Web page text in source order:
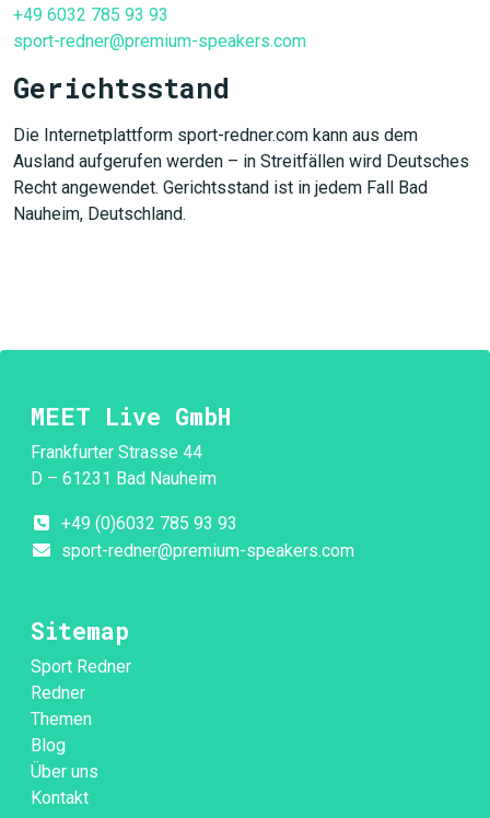
+49 6032 785 93 93
sport-redner@premium-speakers.com
Gerichtsstand
Die Internetplattform sport-redner.com kann aus dem
Ausland aufgerufen werden – in Streitfällen wird Deutsches
Recht angewendet. Gerichtsstand ist in jedem Fall Bad
Nauheim, Deutschland.
MEET Live GmbH
Frankfurter Strasse 44
D – 61231 Bad Nauheim
+49 (0)6032 785 93 93
sport-redner@premium-speakers.com
Sitemap
Sport Redner
Redner
Themen
Blog
Über uns
Kontakt